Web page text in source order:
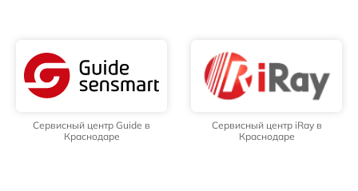
Сервисный центр Guide в
Краснодаре
Сервисный центр iRay в
Краснодаре